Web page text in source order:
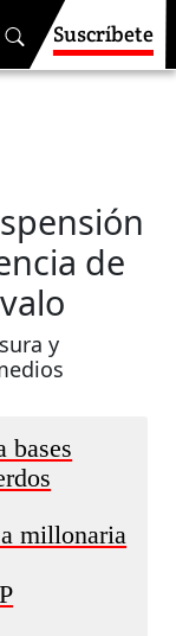
Suscríbete
de
y
bases
millonaria